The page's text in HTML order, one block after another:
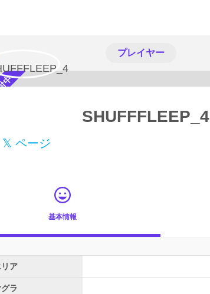
プレイヤー
中 SHUFFFLEEP_4
𝕏 ページ
基本情報
ア
ラ